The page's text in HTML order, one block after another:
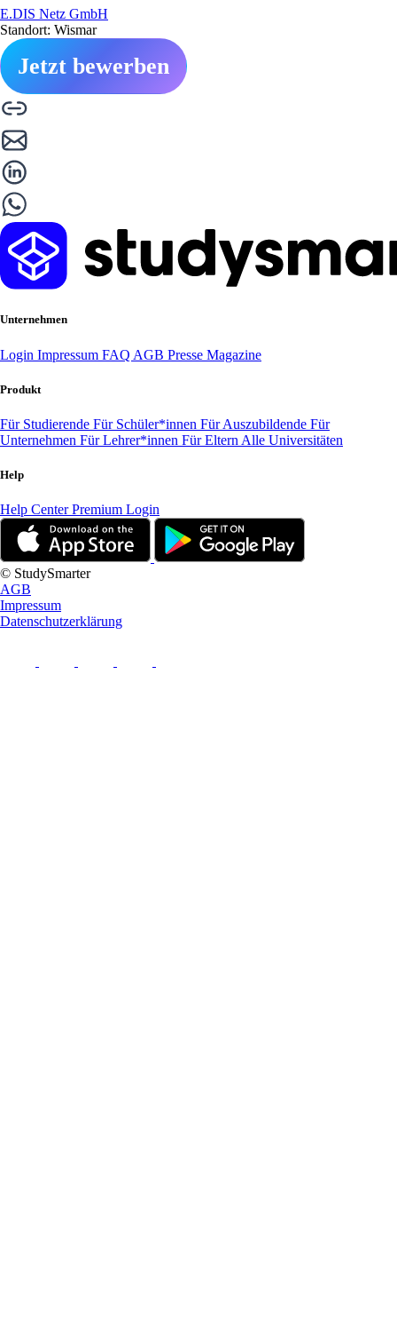
E.DIS Netz GmbH
Standort: Wismar
Jetzt bewerben
Unternehmen
Login Impressum FAQ AGB Presse Magazine
Produkt
Für Studierende Für Schüler*innen Für Auszubildende Für
Unternehmen Für Lehrer*innen Für Eltern Alle Universitäten
Help
Help CenterPremium Login
© StudySmarter
AGB
Impressum
Datenschutzerklärung